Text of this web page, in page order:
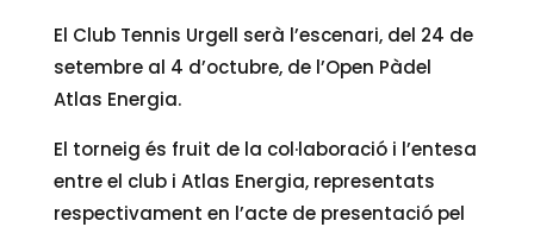
El Club Tennis Urgell serà l’escenari, del 24 de
setembre al 4 d’octubre, de l’Open Pàdel
Atlas Energia.
El torneig és fruit de la col·laboració i l’entesa
entre el club i Atlas Energia, representats
respectivament en l’acte de presentació pel